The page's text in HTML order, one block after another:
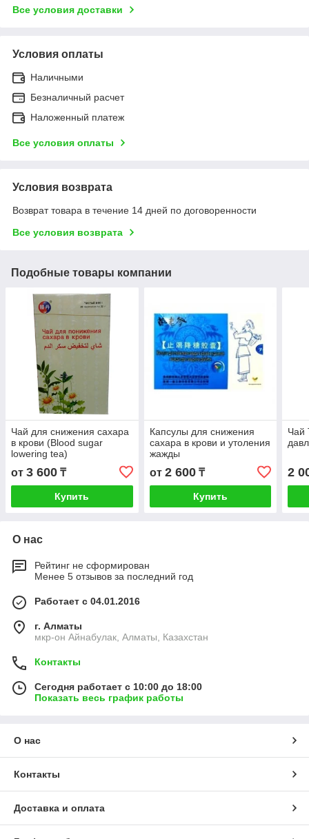
Все условия доставки
Условия оплаты
Наличными
Безналичный расчет
Наложенный платеж
Все условия оплаты
Условия возврата
Возврат товара в течение 14 дней по договоренности
Все условия возврата
Подобные товары компании
Чай для снижения сахара
в крови (Blood sugar
lowering tea)
от 3 600 ₸
Купить
Капсулы для снижения
сахара в крови и утоления
жажды
от 2 600₸
Купить
Чай
2
О нас
Рейтинг не сформирован
Менее 5 отзывов за последний год
Работает с 04.01.2016
г. Алматы
мкр-он Айнабулак, Алматы, Казахстан
Контакты
Сегодня работает с 10:00 до 18:00
Показать весь график работы
О нас
Контакты
Доставка и оплата